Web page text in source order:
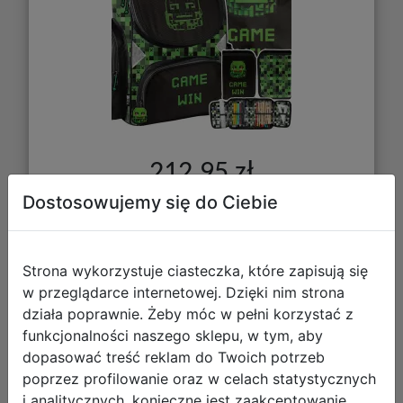
212,95 zł
DO KOSZYKA
Galeria zdjęć
Dostosowujemy się do Ciebie
Strona wykorzystuje ciasteczka, które zapisują się
w przeglądarce internetowej. Dzięki nim strona
działa poprawnie. Żeby móc w pełni korzystać z
funkcjonalności naszego sklepu, w tym, aby
dopasować treść reklam do Twoich potrzeb
poprzez profilowanie oraz w celach statystycznych